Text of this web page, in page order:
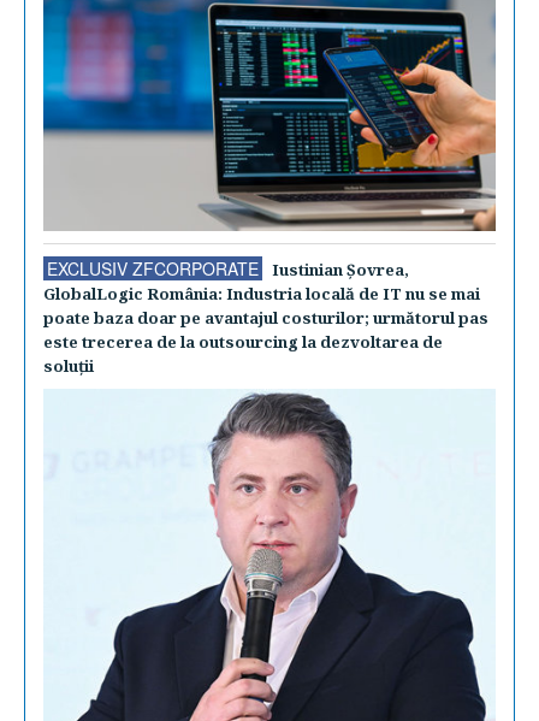
EXCLUSIV ZFCORPORATE
Iustinian Şovrea,
GlobalLogic România: Industria locală de IT nu se mai
poate baza doar pe avantajul costurilor; următorul pas
este trecerea de la outsourcing la dezvoltarea de
soluţii